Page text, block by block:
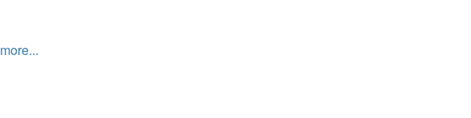
more...